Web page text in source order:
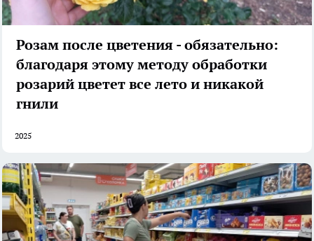
Розам после цветения - обязательно:
благодаря этому методу обработки
розарий цветет все лето и никакой
гнили
2025